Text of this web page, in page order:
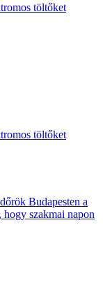
töltőket
töltőket
Budapesten a
szakmai napon